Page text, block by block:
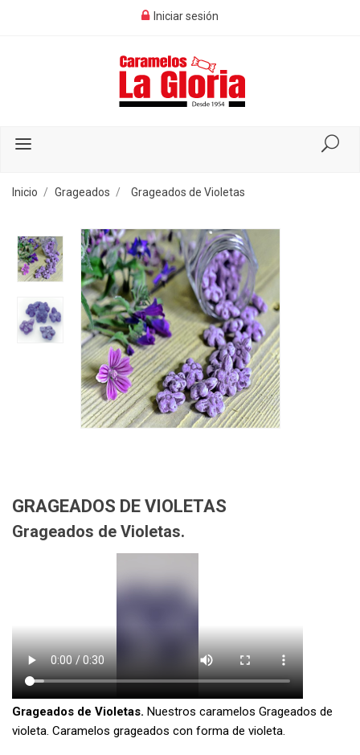
Iniciar sesión
Inicio Grageados Grageados de Violetas
GRAGEADOS DE VIOLETAS
Grageados de Violetas.
Grageados de Violetas. Nuestros caramelos Grageados de
violeta. Caramelos grageados con forma de violeta.